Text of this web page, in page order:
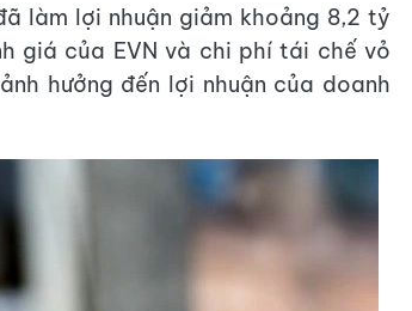
làm lợi nhuận giảm khoảng 8,2 tỷ
giá của EVN và chi phí tái chế vỏ
hưởng đến lợi nhuận của doanh